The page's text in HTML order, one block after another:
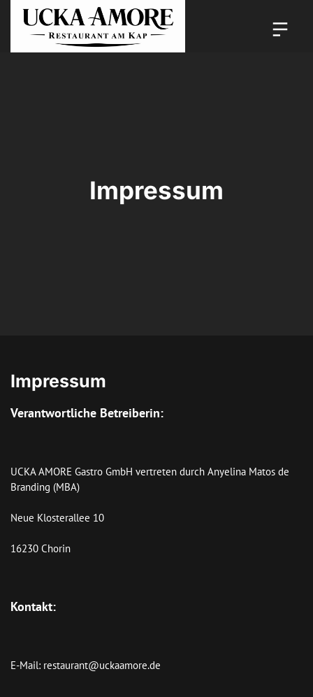
Impressum
Impressum
Verantwortliche Betreiberin:
UCKA AMORE Gastro GmbH vertreten durch Anyelina Matos de
Branding (MBA)
Neue Klosterallee 10
16230 Chorin
Kontakt:
E-Mail: restaurant@uckaamore.de